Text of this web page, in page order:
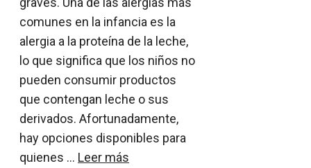
comunes en la infancia es la
alergia a la proteína de la leche,
lo que significa que los niños no
pueden consumir productos
que contengan leche o sus
derivados. Afortunadamente,
hay opciones disponibles para
quienes … Leer más